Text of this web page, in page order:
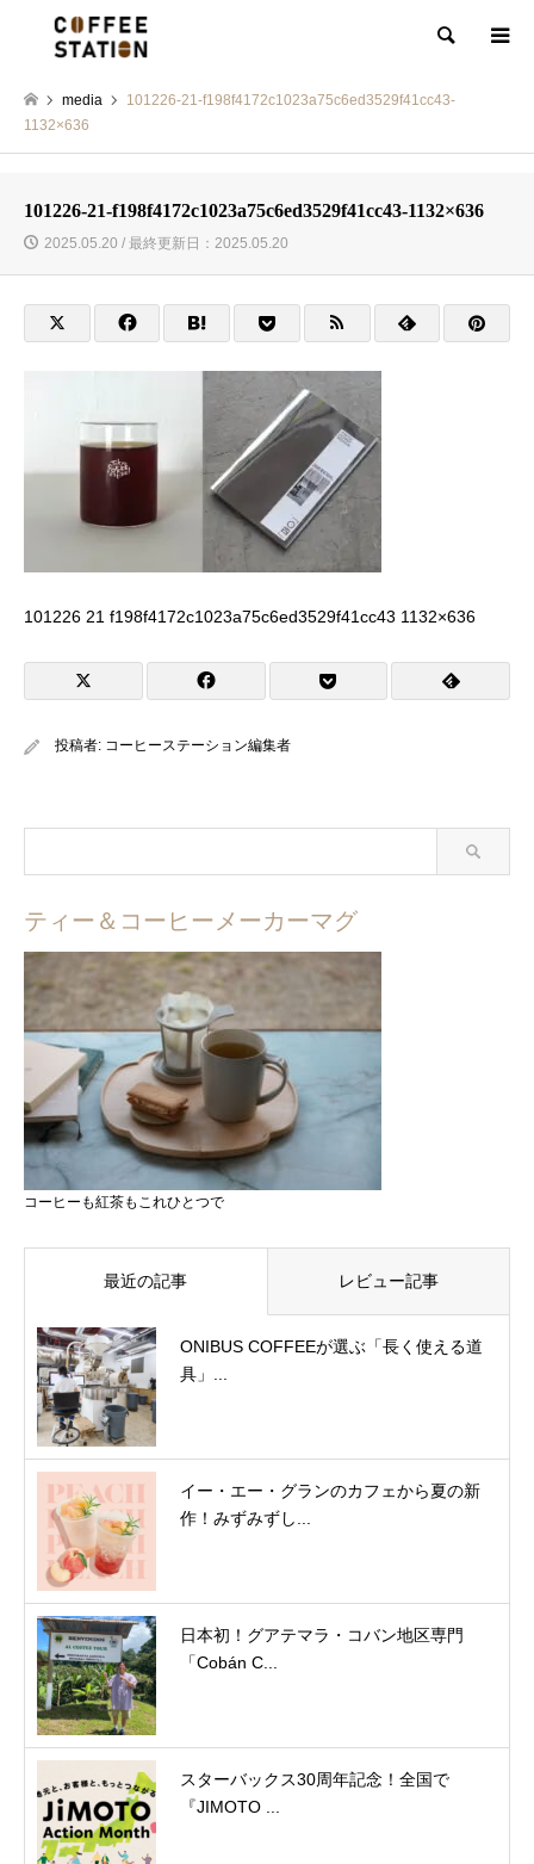
検索
media
101226-21-f198f4172c1023a75c6ed3529f41cc43-
1132×636
101226-21-f198f4172c1023a75c6ed3529f41cc43-1132×636
2025.05.20 / 最終更新日：2025.05.20
101226 21 f198f4172c1023a75c6ed3529f41cc43 1132×636
投稿者: コーヒーステーション編集者
ティー＆コーヒーメーカーマグ
コーヒーも紅茶もこれひとつで
最近の記事 レビュー記事
ONIBUS COFFEEが選ぶ「長く使える道
具」...
イー・エー・グランのカフェから夏の新
作！みずみずし...
日本初！グアテマラ・コバン地区専門
「Cobán C...
スターバックス30周年記念！全国で
『JIMOTO ...